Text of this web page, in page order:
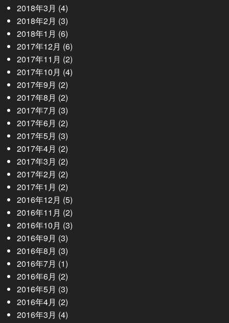
2018年3月 (4)
2018年2月 (3)
2018年1月 (6)
2017年12月 (6)
2017年11月 (2)
2017年10月 (4)
2017年9月 (2)
2017年8月 (2)
2017年7月 (3)
2017年6月 (2)
2017年5月 (3)
2017年4月 (2)
2017年3月 (2)
2017年2月 (2)
2017年1月 (2)
2016年12月 (5)
2016年11月 (2)
2016年10月 (3)
2016年9月 (3)
2016年8月 (3)
2016年7月 (1)
2016年6月 (2)
2016年5月 (3)
2016年4月 (2)
2016年3月 (4)